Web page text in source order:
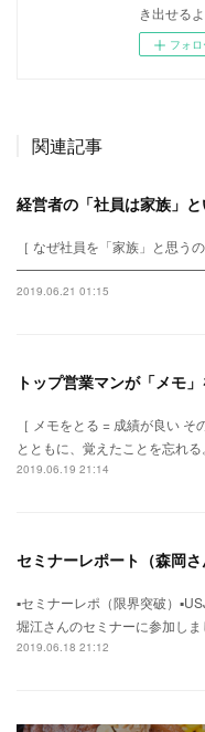
き出せる
フォロ
関連記事
［ なぜ社員を「家族」と思うの
2019.06.21 01:15
［ メモをとる = 成績が良い
とともに、覚えたことを忘れ
2019.06.19 21:14
▪︎セミナーレポ（限界突破）
堀江さんのセミナーに参加し
2019.06.18 21:12